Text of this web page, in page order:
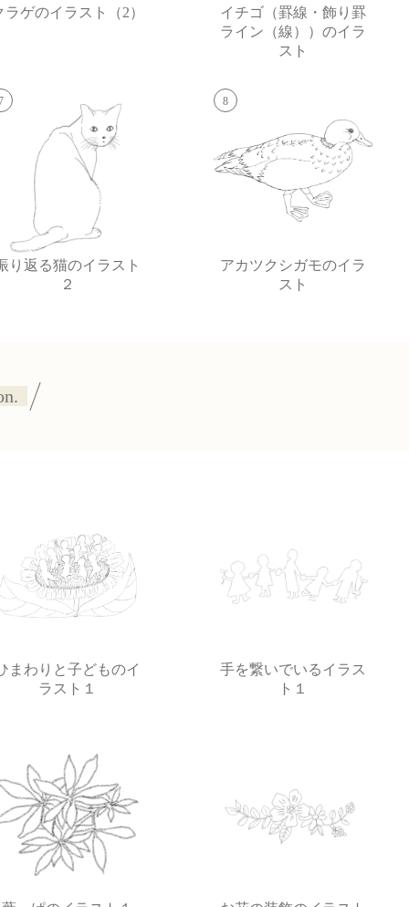
ラゲのイラスト（2）
イチゴ（罫線・飾り罫
ライン（線））のイラ
スト
り返る猫のイラスト
２
8
アカツクシガモのイラ
スト
まわりと子どものイ
ラスト１
手を繋いでいるイラス
ト１